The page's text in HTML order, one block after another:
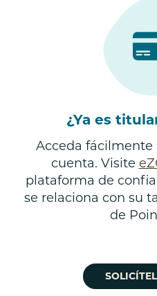
¿Ya es
Acceda fácilmente
cuenta. Visite
plataforma de
se relaciona con su
de